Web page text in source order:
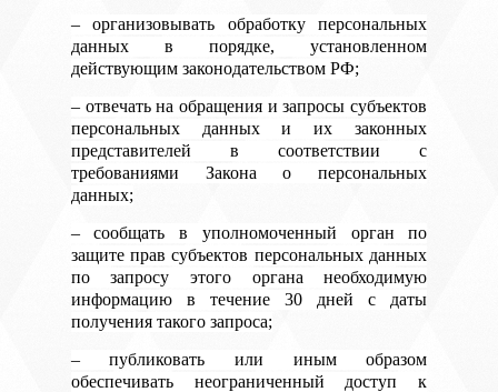
– организовывать обработку персональных
данных в порядке, установленном
действующим законодательством РФ;
– отвечать на обращения и запросы субъектов
персональных данных и их законных
представителей в соответствии с
требованиями Закона о персональных
данных;
– сообщать в уполномоченный орган по
защите прав субъектов персональных данных
по запросу этого органа необходимую
информацию в течение 30 дней с даты
получения такого запроса;
– публиковать или иным образом
обеспечивать неограниченный доступ к